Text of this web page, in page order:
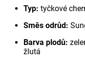
Typ: tyčkové
Směs odrůd:
Barva plodů:
žlutá